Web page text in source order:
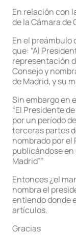
En relación con
de la Cámara de
En el preámbulo
que: “Al
representación
Consejo y
de Madrid, y su
Sin embargo en
“El Presidente
por un período
terceras partes
nombrado por el
publicándose en
Madrid””
Entonces ¿el
nombra el
entiendo donde
artículos.
Gracias